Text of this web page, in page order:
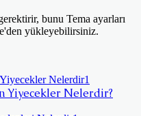
bunu Tema ayarları
yükleyebilirsiniz.
Yiyecekler Nelerdir?